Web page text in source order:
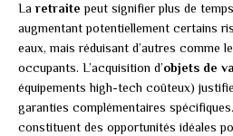
La retraite peut signifier plus de
augmentant potentiellement certains
eaux, mais réduisant d’autres comme
occupants. L’acquisition d’objets de
équipements high-tech coûteux)
garanties complémentaires
constituent des opportunités idéales